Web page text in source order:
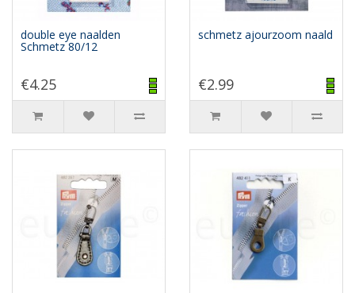
double eye naalden
Schmetz 80/12
€4.25
schmetz ajourzoom naald
€2.99